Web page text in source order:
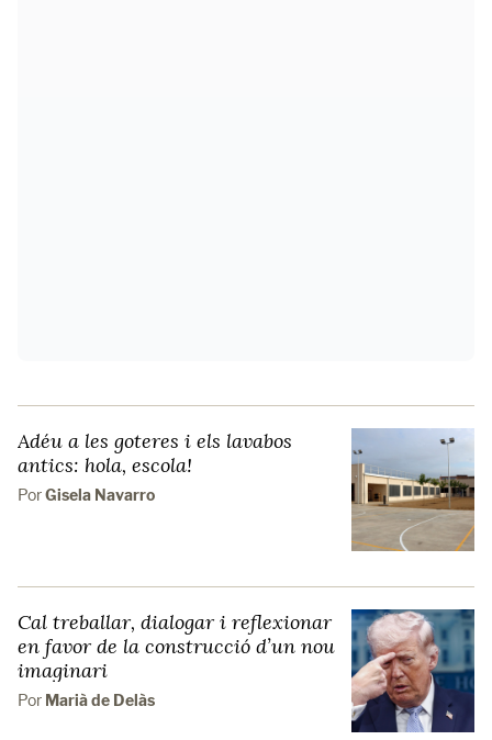
Adéu a les goteres i els lavabos
antics: hola, escola!
PorGisela Navarro
Cal treballar, dialogar i reflexionar
en favor de la construcció d’un nou
imaginari
Por Marià de Delàs